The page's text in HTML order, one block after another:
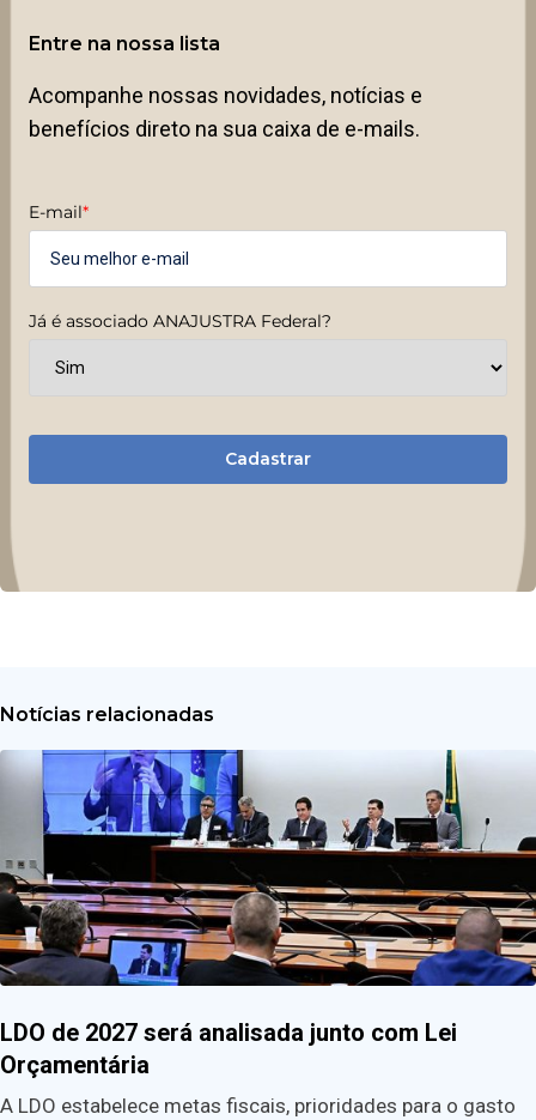
Entre na nossa lista
Acompanhe nossas novidades, notícias e
benefícios direto na sua caixa de e-mails.
E-mail*
Já é associado ANAJUSTRA Federal?
Cadastrar
Notícias relacionadas
LDO de 2027 será analisada junto com Lei
Orçamentária
A LDO estabelece metas fiscais, prioridades para o gasto